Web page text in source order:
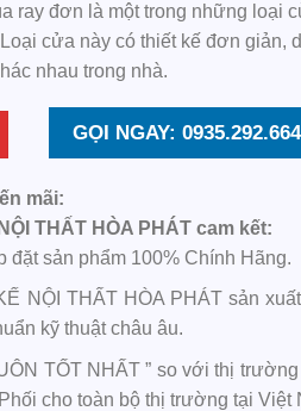
ray đơn là một trong những loại
cửa này có thiết kế đơn giản,
nhau trong nhà.
GỌI NGAY: 0935.292.664
mãi:
THẤT HÒA PHÁT cam kết:
đặt sản phẩm 100% Chính Hãng.
NỘI THẤT HÒA PHÁT sản
kỹ thuật châu âu.
TỐT NHẤT ” so với thị
cho toàn bộ thị trường tại Việt